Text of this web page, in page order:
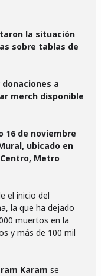
la situación
sobre tablas de
a
merch disponible
16 de noviembre
ubicado en
Metro
el inicio del
la que ha dejado
muertos en la
y más de 100 mil
Karam se